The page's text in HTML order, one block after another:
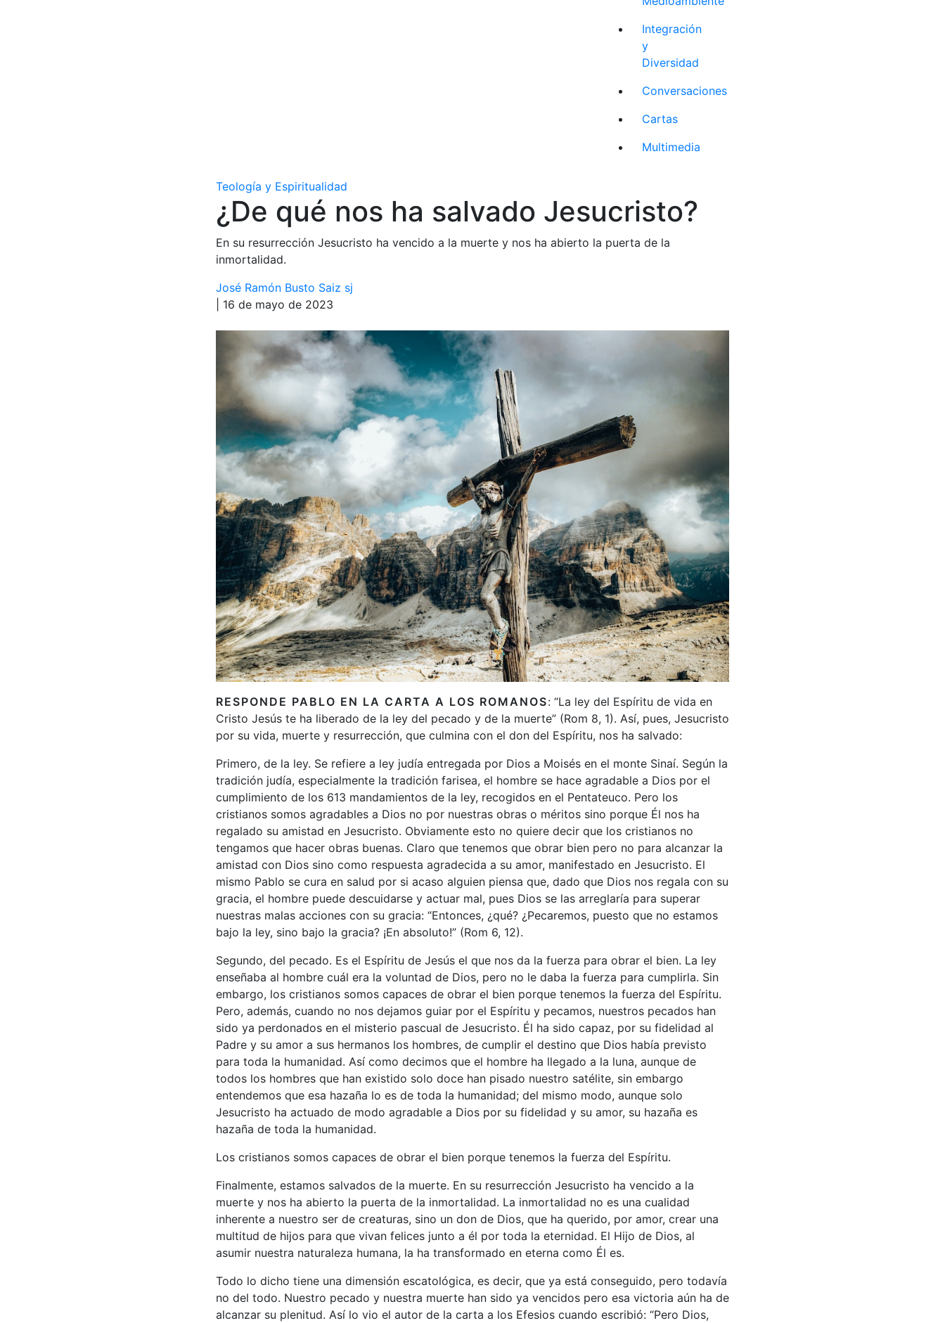
Integración
y
Diversidad
Conversaciones
Cartas
Multimedia
Teología y Espiritualidad
¿De qué nos ha salvado Jesucristo?
En su resurrección Jesucristo ha vencido a la muerte y nos ha abierto la puerta de la
inmortalidad.
José Ramón Busto Saiz sj
| 16 de mayo de 2023
RESPONDE PABLO EN LA CARTA A LOS ROMANOS: “La ley del Espíritu de vida en
Cristo Jesús te ha liberado de la ley del pecado y de la muerte” (Rom 8, 1). Así, pues, Jesucristo
por su vida, muerte y resurrección, que culmina con el don del Espíritu, nos ha salvado:
Primero, de la ley. Se refiere a ley judía entregada por Dios a Moisés en el monte Sinaí. Según la
tradición judía, especialmente la tradición farisea, el hombre se hace agradable a Dios por el
cumplimiento de los 613 mandamientos de la ley, recogidos en el Pentateuco. Pero los
cristianos somos agradables a Dios no por nuestras obras o méritos sino porque Él nos ha
regalado su amistad en Jesucristo. Obviamente esto no quiere decir que los cristianos no
tengamos que hacer obras buenas. Claro que tenemos que obrar bien pero no para alcanzar la
amistad con Dios sino como respuesta agradecida a su amor, manifestado en Jesucristo. El
mismo Pablo se cura en salud por si acaso alguien piensa que, dado que Dios nos regala con su
gracia, el hombre puede descuidarse y actuar mal, pues Dios se las arreglaría para superar
nuestras malas acciones con su gracia: “Entonces, ¿qué? ¿Pecaremos, puesto que no estamos
bajo la ley, sino bajo la gracia? ¡En absoluto!” (Rom 6, 12).
Segundo, del pecado. Es el Espíritu de Jesús el que nos da la fuerza para obrar el bien. La ley
enseñaba al hombre cuál era la voluntad de Dios, pero no le daba la fuerza para cumplirla. Sin
embargo, los cristianos somos capaces de obrar el bien porque tenemos la fuerza del Espíritu.
Pero, además, cuando no nos dejamos guiar por el Espíritu y pecamos, nuestros pecados han
sido ya perdonados en el misterio pascual de Jesucristo. Él ha sido capaz, por su fidelidad al
Padre y su amor a sus hermanos los hombres, de cumplir el destino que Dios había previsto
para toda la humanidad. Así como decimos que el hombre ha llegado a la luna, aunque de
todos los hombres que han existido solo doce han pisado nuestro satélite, sin embargo
entendemos que esa hazaña lo es de toda la humanidad; del mismo modo, aunque solo
Jesucristo ha actuado de modo agradable a Dios por su fidelidad y su amor, su hazaña es
hazaña de toda la humanidad.
Los cristianos somos capaces de obrar el bien porque tenemos la fuerza del Espíritu.
Finalmente, estamos salvados de la muerte. En su resurrección Jesucristo ha vencido a la
muerte y nos ha abierto la puerta de la inmortalidad. La inmortalidad no es una cualidad
inherente a nuestro ser de creaturas, sino un don de Dios, que ha querido, por amor, crear una
multitud de hijos para que vivan felices junto a él por toda la eternidad. El Hijo de Dios, al
asumir nuestra naturaleza humana, la ha transformado en eterna como Él es.
Todo lo dicho tiene una dimensión escatológica, es decir, que ya está conseguido, pero todavía
no del todo. Nuestro pecado y nuestra muerte han sido ya vencidos pero esa victoria aún ha de
alcanzar su plenitud. Así lo vio el autor de la carta a los Efesios cuando escribió: “Pero Dios,